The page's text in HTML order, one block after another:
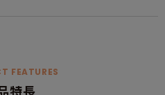
FEATURES
特長